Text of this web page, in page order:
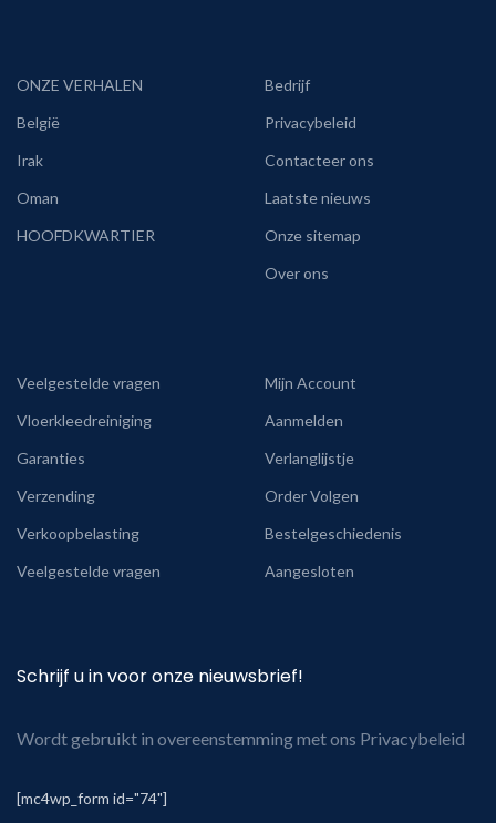
ONZE VERHALEN
België
Irak
Oman
HOOFDKWARTIER
Bedrijf
Privacybeleid
Contacteer ons
Laatste nieuws
Onze sitemap
Over ons
Veelgestelde vragen
Vloerkleedreiniging
Garanties
Verzending
Verkoopbelasting
Veelgestelde vragen
Mijn Account
Aanmelden
Verlanglijstje
Order Volgen
Bestelgeschiedenis
Aangesloten
Schrijf u in voor onze nieuwsbrief!
Wordt gebruikt in overeenstemming met ons Privacybeleid
[mc4wp_form id="74"]